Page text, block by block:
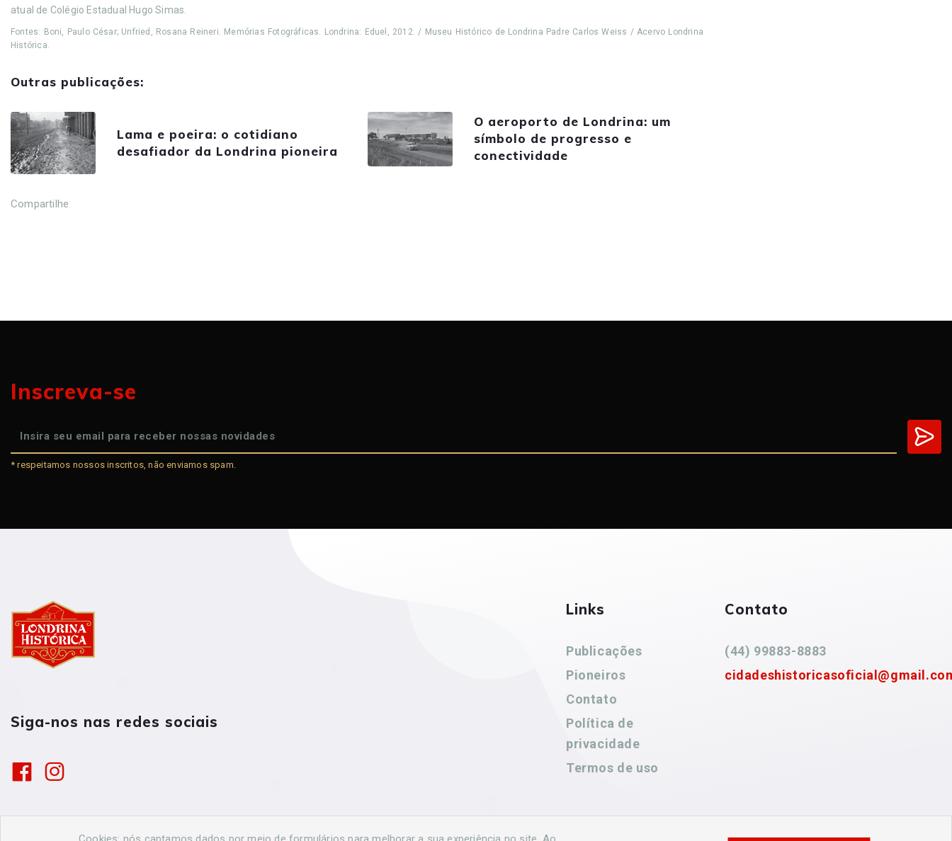
atual de Colégio Estadual Hugo Simas.
Fontes: Boni, Paulo César; Unfried, Rosana Reineri. Memórias Fotográficas. Londrina: Eduel, 2012. / Museu Histórico de Londrina Padre Carlos Weiss / Acervo Londrina
Histórica.
Outras publicações:
Lama e poeira: o cotidiano
desafiador da Londrina pioneira
O aeroporto de Londrina: um
símbolo de progresso e
conectividade
Compartilhe
Inscreva-se
* respeitamos nossos inscritos, não enviamos spam.
Siga-nos nas redes sociais
Links
Publicações
Pioneiros
Contato
Política de
privacidade
Termos de uso
Contato
(44) 99883-8883